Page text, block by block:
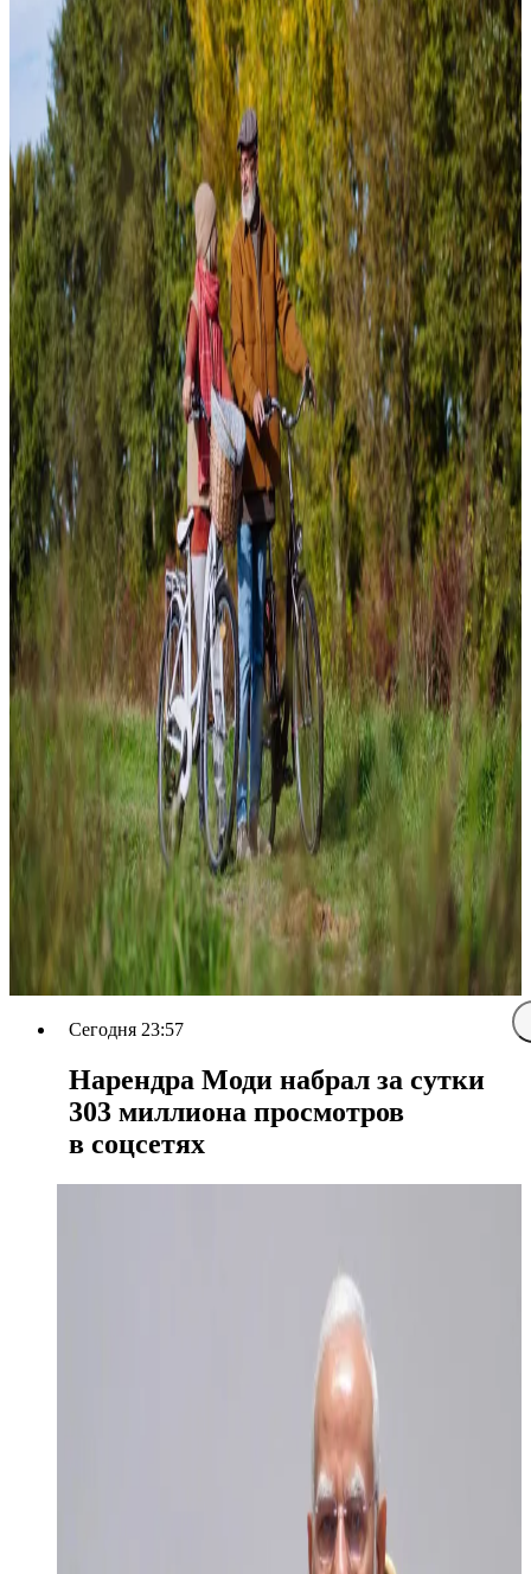
Сегодня 23:57
Нарендра Моди набрал за сутки
303 миллиона просмотров
в соцсетях